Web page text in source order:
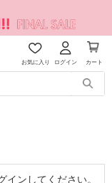
お気に入り ログイン カート
ンしてください。